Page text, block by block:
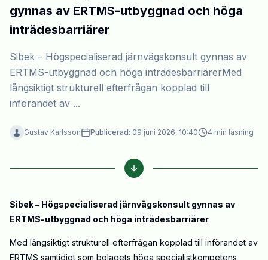
gynnas av ERTMS-utbyggnad och höga
inträdesbarriärer
Sibek – Högspecialiserad järnvägskonsult gynnas av
ERTMS-utbyggnad och höga inträdesbarriärerMed
långsiktigt strukturell efterfrågan kopplad till
införandet av ...
Gustav Karlsson Publicerad: 09 juni 2026, 10:40 4 min läsning
Sibek – Högspecialiserad järnvägskonsult gynnas av
ERTMS-utbyggnad och höga inträdesbarriärer
Med långsiktigt strukturell efterfrågan kopplad till införandet av
ERTMS samtidigt som bolagets höga specialistkompetens